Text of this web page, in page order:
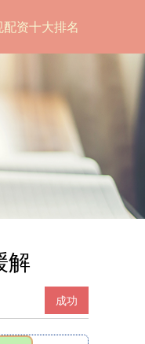
配资十大排名
解
成功